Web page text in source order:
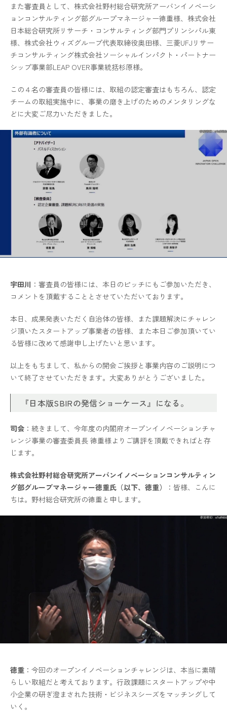
また審査員として、株式会社野村総合研究所アーバンイノベーシ
ョンコンサルティング部グループマネージャー徳重様、株式会社
日本総合研究所リサーチ・コンサルティング部門プリンシパル東
様、株式会社ウィズグループ代表取締役奥田様、三菱UFJリサー
チコンサルティング株式会社ソーシャルインパクト・パートナー
シップ事業部LEAP OVER事業統括杉原様。
この４名の審査員の皆様には、取組の認定審査はもちろん、認定
チームの取組実施中に、事業の磨き上げのためのメンタリングな
どに大変ご尽力いただきました。
宇田川 ：審査員の皆様には、本日のピッチにもご参加いただき、
コメントを頂戴することとさせていただいております。
本日、成果発表いただく自治体の皆様、また課題解決にチャレン
ジ頂いたスタートアップ事業者の皆様、また本日ご参加頂いてい
る皆様に改めて感謝申し上げたいと思います。
以上をもちまして、私からの開会ご挨拶と事業内容のご説明につ
いて終了させていただきます。大変ありがとうございました。
『日本版SBIRの発信ショーケース』になる。
司会 ：続きまして、今年度の内閣府オープンイノベーションチャ
レンジ事業の審査委員長 徳重様よりご講評を頂戴できればと存
じます。
株式会社野村総合研究所アーバンイノベーションコンサルティン
グ部グループマネージャー徳重氏（以下、徳重）
：皆様、こんに
ちは。野村総合研究所の徳重と申します。
徳重 ：今回のオープンイノベーションチャレンジは、本当に素晴
らしい取組だと考えております。行政課題にスタートアップや中
小企業の研ぎ澄まされた技術・ビジネスシーズをマッチングして
いく。